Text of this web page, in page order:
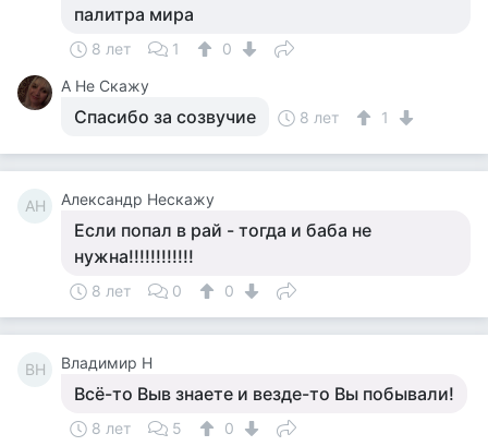
палитра мира
8 лет 1
0
А Не Скажу
Спасибо за созвучие 8 лет 1
АН Александр Нескажу
Если попал в рай - тогда и баба не
нужна!!!!!!!!!!!!
8 лет 0 0
ВН Владимир Н
Всё-то Выв знаете и везде-то Вы побывали!
8 лет 5
0